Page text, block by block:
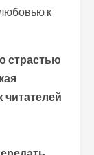
к
страстью
читателей